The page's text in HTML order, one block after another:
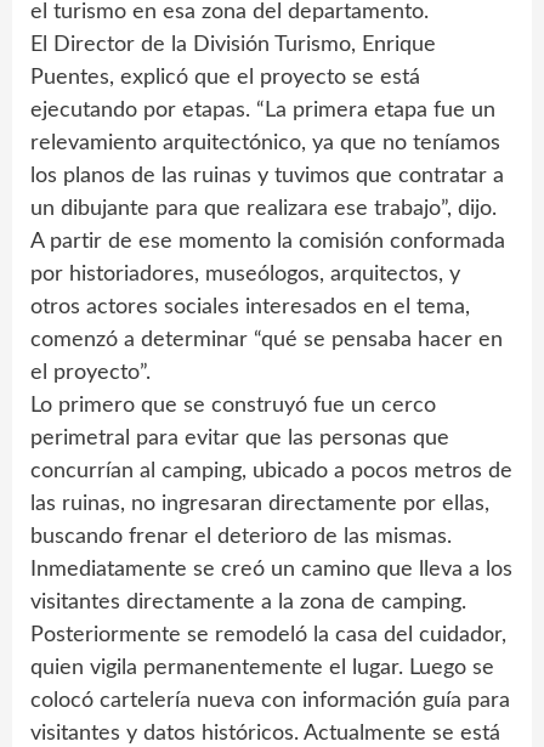
el turismo en esa zona del departamento.
El Director de la División Turismo, Enrique
Puentes, explicó que el proyecto se está
ejecutando por etapas. “La primera etapa fue un
relevamiento arquitectónico, ya que no teníamos
los planos de las ruinas y tuvimos que contratar a
un dibujante para que realizara ese trabajo”, dijo.
A partir de ese momento la comisión conformada
por historiadores, museólogos, arquitectos, y
otros actores sociales interesados en el tema,
comenzó a determinar “qué se pensaba hacer en
el proyecto”.
Lo primero que se construyó fue un cerco
perimetral para evitar que las personas que
concurrían al camping, ubicado a pocos metros de
las ruinas, no ingresaran directamente por ellas,
buscando frenar el deterioro de las mismas.
Inmediatamente se creó un camino que lleva a los
visitantes directamente a la zona de camping.
Posteriormente se remodeló la casa del cuidador,
quien vigila permanentemente el lugar. Luego se
colocó cartelería nueva con información guía para
visitantes y datos históricos. Actualmente se está